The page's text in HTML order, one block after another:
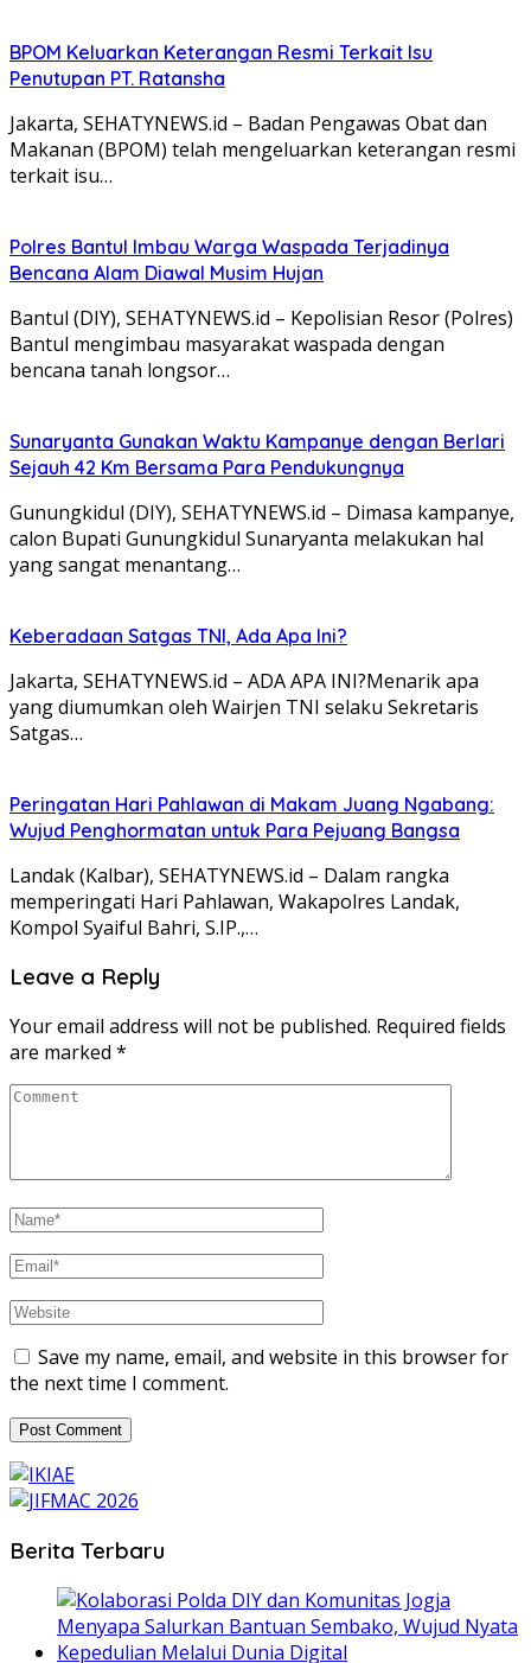
BPOM Keluarkan Keterangan Resmi Terkait Isu
Penutupan PT. Ratansha
Jakarta, SEHATYNEWS.id – Badan Pengawas Obat dan
Makanan (BPOM) telah mengeluarkan keterangan resmi
terkait isu…
Polres Bantul Imbau Warga Waspada Terjadinya
Bencana Alam Diawal Musim Hujan
Bantul (DIY), SEHATYNEWS.id – Kepolisian Resor (Polres)
Bantul mengimbau masyarakat waspada dengan
bencana tanah longsor…
Sunaryanta Gunakan Waktu Kampanye dengan Berlari
Sejauh 42 Km Bersama Para Pendukungnya
Gunungkidul (DIY), SEHATYNEWS.id – Dimasa kampanye,
calon Bupati Gunungkidul Sunaryanta melakukan hal
yang sangat menantang…
Keberadaan Satgas TNI, Ada Apa Ini?
Jakarta, SEHATYNEWS.id – ADA APA INI?Menarik apa
yang diumumkan oleh Wairjen TNI selaku Sekretaris
Satgas…
Peringatan Hari Pahlawan di Makam Juang Ngabang:
Wujud Penghormatan untuk Para Pejuang Bangsa
Landak (Kalbar), SEHATYNEWS.id – Dalam rangka
memperingati Hari Pahlawan, Wakapolres Landak,
Kompol Syaiful Bahri, S.IP.,…
Leave a Reply
Your email address will not be published. Required fields
are marked *
Save my name, email, and website in this browser for
the next time I comment.
Berita Terbaru